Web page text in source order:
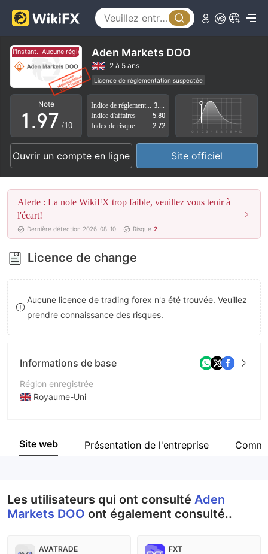
l'instant. Aucune réglementation pour l'instant.
Aden Markets DOO
2 à 5 ans
Licence de réglementation suspectée
Région d'affaires suspectée
Risque élevé potentiel
Note
0
1
2
3
4
5
6
7
8
9
.
5
6
7
8
9
3
4
5
6
7
8
9
/10
Indice d'affaires
5.80
Index de risque
2.72
Ouvrir un compte en ligne Site officiel
Alerte : La note WikiFX trop faible, veuillez vous tenir à
l'écart!
Dernière détection 2026-08-10 Risque 2
Licence de change
Aucune licence de trading forex n'a été trouvée. Veuillez
prendre connaissance des risques.
Informations de base
Région enregistrée
Royaume-Uni
Société
Site web Présentation de l'entreprise
Les utilisateurs qui ont consulté Aden
Markets DOO ont également consulté..
AVATRADE FXT